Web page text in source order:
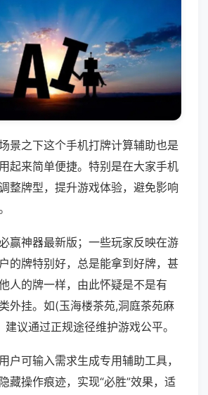
景之下这个手机打牌计算辅助也是
起来简单便捷。特别是在大家手机
整牌型，提升游戏体验，避免影响
赢神器最新版；一些玩家反映在游
的牌特别好，总是能拿到好牌，甚
人的牌一样，由此怀疑是不是有
外挂。如(玉海楼茶苑,洞庭茶苑麻
议通过正规途径维护游戏公平。
户可输入需求生成专用辅助工具，
藏操作痕迹，实现“必胜”效果，适